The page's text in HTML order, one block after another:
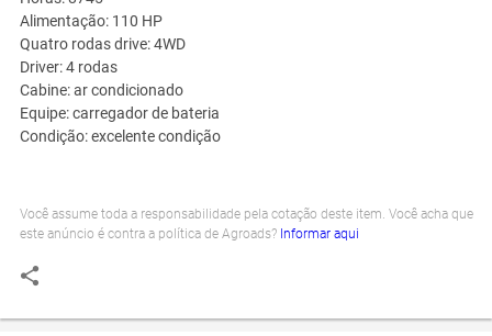
Alimentação: 110 HP
Quatro rodas drive: 4WD
Driver: 4 rodas
Cabine: ar condicionado
Equipe: carregador de bateria
Condição: excelente condição
Você assume toda a responsabilidade pela cotação deste item. Você acha que
este anúncio é contra a política de Agroads? Informar aqui